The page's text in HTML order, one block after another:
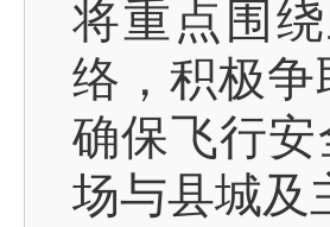
将重点围
络，积极
确保飞行
场与县城及